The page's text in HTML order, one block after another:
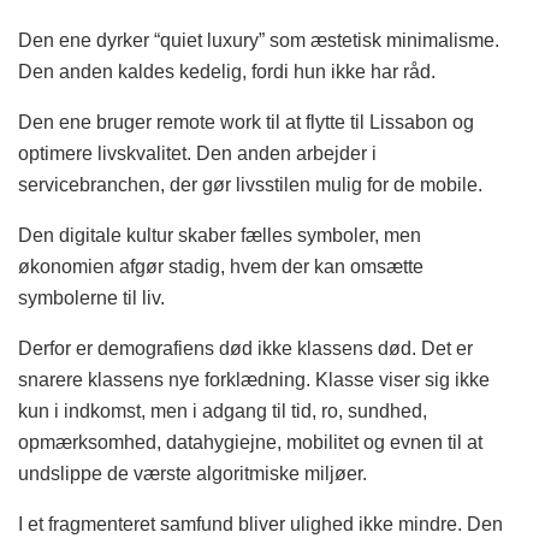
Den ene dyrker “quiet luxury” som æstetisk minimalisme.
Den anden kaldes kedelig, fordi hun ikke har råd.
Den ene bruger remote work til at flytte til Lissabon og
optimere livskvalitet. Den anden arbejder i
servicebranchen, der gør livsstilen mulig for de mobile.
Den digitale kultur skaber fælles symboler, men
økonomien afgør stadig, hvem der kan omsætte
symbolerne til liv.
Derfor er demografiens død ikke klassens død. Det er
snarere klassens nye forklædning. Klasse viser sig ikke
kun i indkomst, men i adgang til tid, ro, sundhed,
opmærksomhed, datahygiejne, mobilitet og evnen til at
undslippe de værste algoritmiske miljøer.
I et fragmenteret samfund bliver ulighed ikke mindre. Den